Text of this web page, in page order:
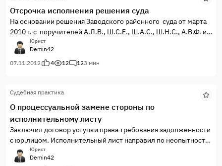
Отсрочка исполнения решения суда
На основании решения Заводского районного суда от марта
2010 г. с поручителей А.Л.В., Ш.С.Е., Ш.А.С., Ш.Н.С., А.В.Ф. и
Л.А.В. солидарно взыскана задолженность по кредитному
договору в размере 15 459 650 руб. 63 коп. Данное
обязательство возникло из договора поручительства
Юрист
Demin42
07.11.2012
4 12 123 мин
Судебная практика
О процессуальной замене стороны по
исполнительному листу
Заключил договор уступки права требования задолженности
с юр.лицом. Исполнительный лист направил по неопытности
в Отдел службы судебных приставов, думал, что судебный
пристав осуществит замену взыскателя лично, т.к. имелась
Юрист
Demin42